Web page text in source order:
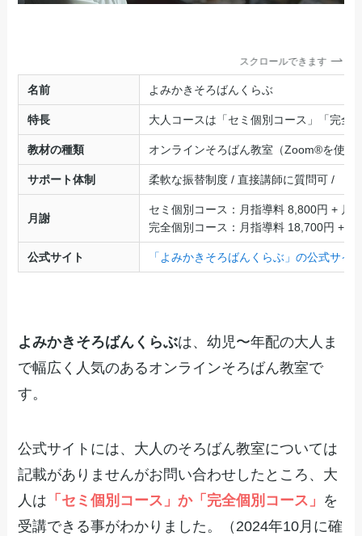
スクロールできます
名前 よみかきそろばんくらぶ
特長 大人コースは「セミ個別コース」「完全
教材の種類 オンラインそろばん教室（Zoom®を使用
サポート体制 柔軟な振替制度 / 直接講師に質問可 /
月謝
セミ個別コース：月指導料 8,800円 + 月
完全個別コース：月指導料 18,700円 +
公式サイト 「よみかきそろばんくらぶ」の公式サイ
よみかきそろばんくらぶは、幼児〜年配の大人ま
で幅広く人気のあるオンラインそろばん教室で
す。
公式サイトには、大人のそろばん教室については
記載がありませんがお問い合わせしたところ、大
人は 「セミ個別コース」か「完全個別コース」 を
受講できる事がわかりました。（2024年10月に確